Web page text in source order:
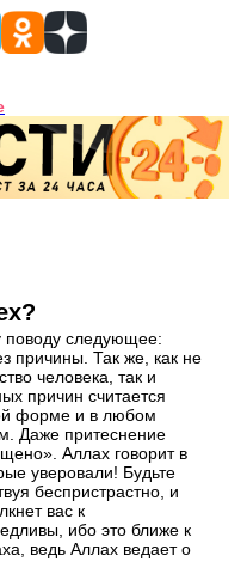
поводу следующее:
причины. Так же, как не
человека, так и
причин считается
форме и в любом
Даже притеснение
Аллах говорит в
уверовали! Будьте
беспристрастно, и
вас к
ибо это ближе к
ведь Аллах ведает о